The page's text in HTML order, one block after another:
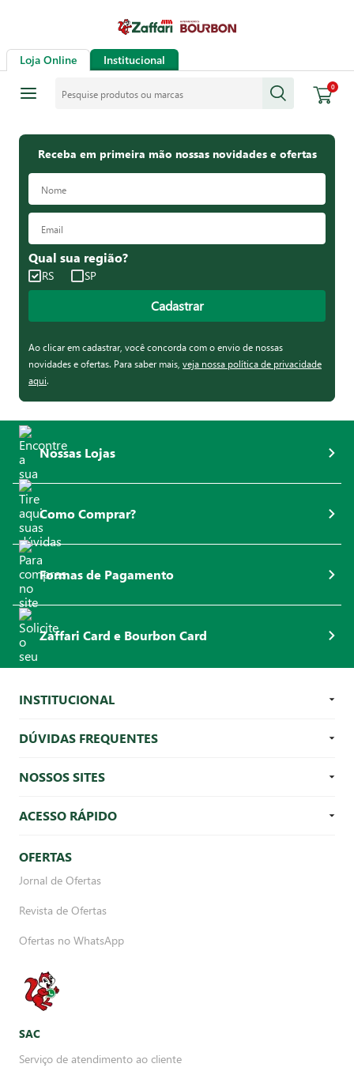
Loja Online Institucional
0
Receba em primeira mão nossas novidades e ofertas
Qual sua região?
RS SP
Cadastrar
Ao clicar em cadastrar, você concorda com o envio de nossas
novidades e ofertas. Para saber mais, veja nossa política de privacidade
aqui.
Nossas Lojas
Como Comprar?
Formas de Pagamento
Zaffari Card e Bourbon Card
INSTITUCIONAL
DÚVIDAS FREQUENTES
NOSSOS SITES
ACESSO RÁPIDO
OFERTAS
Jornal de Ofertas
Revista de Ofertas
Ofertas no WhatsApp
SAC
Serviço de atendimento ao cliente